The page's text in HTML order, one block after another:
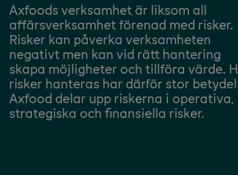
Axfoods verksamhet är liksom all
affärsverksamhet förenad med risker.
Risker kan påverka verksamheten
negativt men kan vid rätt hantering
skapa möjligheter och tillföra värde.
risker hanteras har därför stor
Axfood delar upp riskerna i operativa,
strategiska och finansiella risker.